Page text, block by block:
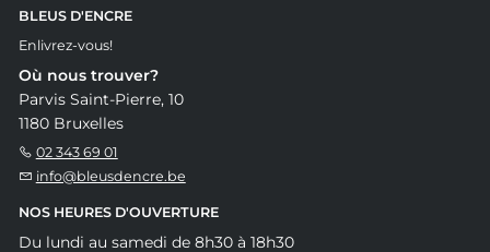
BLEUS D'ENCRE
Enlivrez-vous!
Où nous trouver?
Parvis Saint-Pierre, 10
1180 Bruxelles
02 343 69 01
info@bleusdencre.be
NOS HEURES D'OUVERTURE
Du lundi au samedi de 8h30 à 18h30